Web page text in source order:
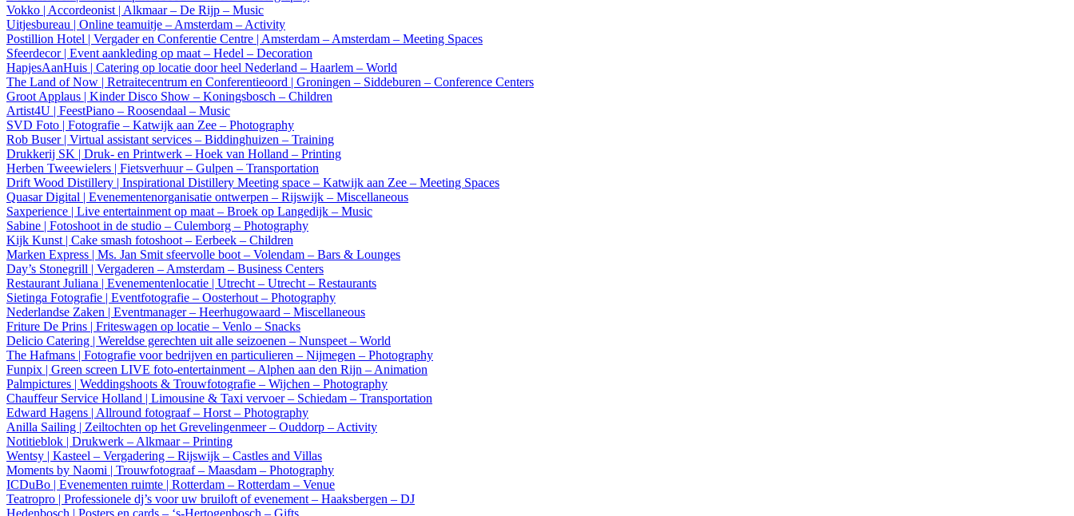
Vokko | Accordeonist | Alkmaar – De Rijp – Music
Uitjesbureau | Online teamuitje – Amsterdam – Activity
Postillion Hotel | Vergader en Conferentie Centre | Amsterdam – Amsterdam – Meeting Spaces
Sfeerdecor | Event aankleding op maat – Hedel – Decoration
HapjesAanHuis | Catering op locatie door heel Nederland – Haarlem – World
The Land of Now | Retraitecentrum en Conferentieoord | Groningen – Siddeburen – Conference Centers
Groot Applaus | Kinder Disco Show – Koningsbosch – Children
Artist4U | FeestPiano – Roosendaal – Music
SVD Foto | Fotografie – Katwijk aan Zee – Photography
Rob Buser | Virtual assistant services – Biddinghuizen – Training
Drukkerij SK | Druk- en Printwerk – Hoek van Holland – Printing
Herben Tweewielers | Fietsverhuur – Gulpen – Transportation
Drift Wood Distillery | Inspirational Distillery Meeting space – Katwijk aan Zee – Meeting Spaces
Quasar Digital | Evenementenorganisatie ontwerpen – Rijswijk – Miscellaneous
Saxperience | Live entertainment op maat – Broek op Langedijk – Music
Sabine | Fotoshoot in de studio – Culemborg – Photography
Kijk Kunst | Cake smash fotoshoot – Eerbeek – Children
Marken Express | Ms. Jan Smit sfeervolle boot – Volendam – Bars & Lounges
Day’s Stonegrill | Vergaderen – Amsterdam – Business Centers
Restaurant Juliana | Evenementenlocatie | Utrecht – Utrecht – Restaurants
Sietinga Fotografie | Eventfotografie – Oosterhout – Photography
Nederlandse Zaken | Eventmanager – Heerhugowaard – Miscellaneous
Friture De Prins | Friteswagen op locatie – Venlo – Snacks
Delicio Catering | Wereldse gerechten uit alle seizoenen – Nunspeet – World
The Hafmans | Fotografie voor bedrijven en particulieren – Nijmegen – Photography
Funpix | Green screen LIVE foto-entertainment – Alphen aan den Rijn – Animation
Palmpictures | Weddingshoots & Trouwfotografie – Wijchen – Photography
Chauffeur Service Holland | Limousine & Taxi vervoer – Schiedam – Transportation
Edward Hagens | Allround fotograaf – Horst – Photography
Anilla Sailing | Zeiltochten op het Grevelingenmeer – Ouddorp – Activity
Notitieblok | Drukwerk – Alkmaar – Printing
Wentsy | Kasteel – Vergadering – Rijswijk – Castles and Villas
Moments by Naomi | Trouwfotograaf – Maasdam – Photography
ICDuBo | Evenementen ruimte | Rotterdam – Rotterdam – Venue
Teatropro | Professionele dj’s voor uw bruiloft of evenement – Haaksbergen – DJ